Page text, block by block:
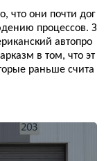
что они почти дог
процессов. З
автопро
в том, что эт
раньше счита